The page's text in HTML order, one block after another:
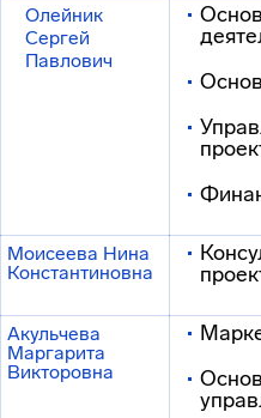
Олейник
Сергей
Павлович
Моисеева Нина
Константиновна
Акульчева
Маргарита
Викторовна